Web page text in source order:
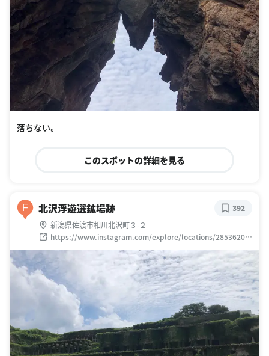
落ちない。
このスポットの詳細を見る
F 北沢浮遊選鉱場跡
新潟県佐渡市相川北沢町３-２
https://www.instagram.com/explore/locations/28536200
4
392